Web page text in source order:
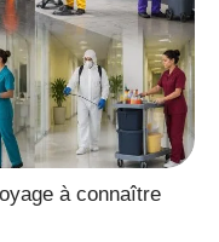
à connaître